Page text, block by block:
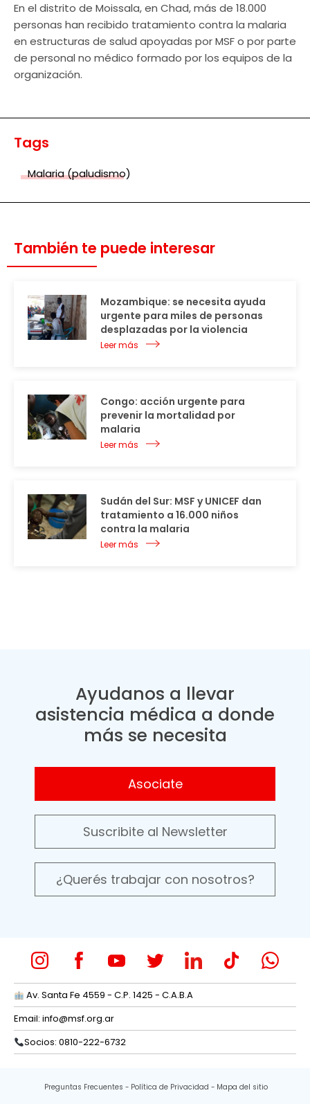
En el distrito de Moissala, en Chad, más de 18.000
personas han recibido tratamiento contra la malaria
en estructuras de salud apoyadas por MSF o por parte
de personal no médico formado por los equipos de la
organización.
Tags
Malaria (paludismo)
También te puede interesar
Mozambique: se necesita ayuda
urgente para miles de personas
desplazadas por la violencia
Leer más
Congo: acción urgente para
prevenir la mortalidad por
malaria
Leer más
Sudán del Sur: MSF y UNICEF dan
tratamiento a 16.000 niños
contra la malaria
Leer más
Ayudanos a llevar
asistencia médica a donde
más se necesita
Asociate
Suscribite al Newsletter
¿Querés trabajar con nosotros?
Av. Santa Fe 4559 - C.P. 1425 - C.A.B.A
Email: info@msf.org.ar
Socios: 0810-222-6732
Preguntas Frecuentes Política de Privacidad Mapa del sitio